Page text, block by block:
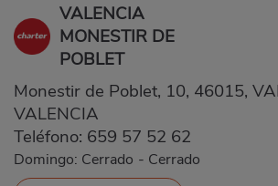
VALENCIA
MONESTIR DE
POBLET
Monestir de Poblet, 10, 46015,
VALENCIA
Teléfono: 659 57 52 62
Domingo: Cerrado - Cerrado